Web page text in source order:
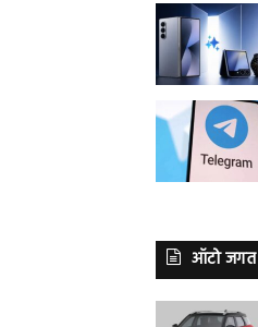
ऑटो जगत